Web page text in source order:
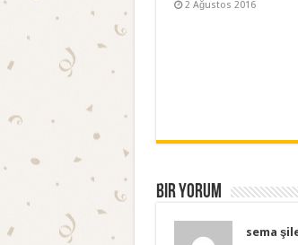
2 Ağustos 2016
Bir yorum
sema